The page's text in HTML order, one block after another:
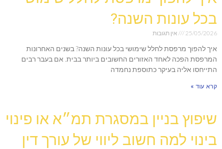
בכל עונות השנה?
25/05/2026 אין תגובות
איך להפוך מרפסת לחלל שימושי בכל עונות השנה? בשנים האחרונות
המרפסת הפכה לאחד האזורים החשובים ביותר בבית. אם בעבר רבים
התייחסו אליה בעיקר כתוספת נחמדה
קרא עוד »
שיפוץ בניין במסגרת תמ״א או פינוי
בינוי למה חשוב ליווי של עורך דין